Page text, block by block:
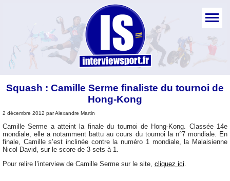
Squash : Camille Serme finaliste du tournoi de
Hong-Kong
2 décembre 2012 par Alexandre Martin
Camille Serme a atteint la finale du tournoi de Hong-Kong. Classée 14e
mondiale, elle a notamment battu au cours du tournoi la n°7 mondiale. En
finale, Camille s’est inclinée contre la numéro 1 mondiale, la Malaisienne
Nicol David, sur le score de 3 sets à 1.
Pour relire l’interview de Camille Serme sur le site, cliquez ici